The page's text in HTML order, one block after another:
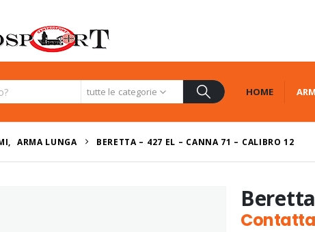
tutte le categorie HOME
, ARMA LUNGA BERETTA – 427 EL – CANNA 71 – CALIBRO 12